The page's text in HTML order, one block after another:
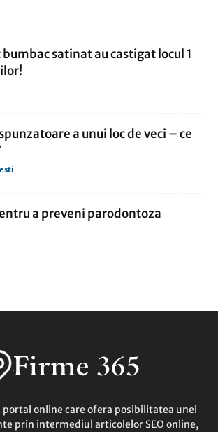
satinat au castigat locul 1
a unui loc de veci – ce
a preveni parodontoza
portal online care ofera posibilitatea unei
prin intermediul articolelor SEO online,